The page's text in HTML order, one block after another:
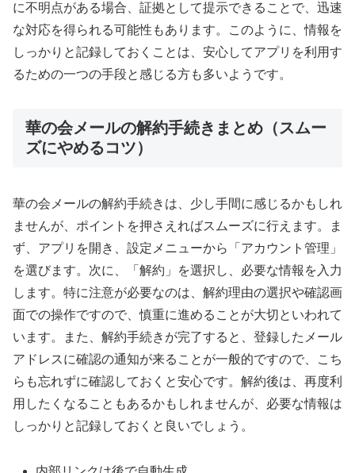
に不明点がある場合、証拠として提示できることで、迅速
な対応を得られる可能性もあります。このように、情報を
しっかりと記録しておくことは、安心してアプリを利用す
るための一つの手段と感じる方も多いようです。
華の会メールの解約手続きまとめ（スムー
ズにやめるコツ）
華の会メールの解約手続きは、少し手間に感じるかもしれ
ませんが、ポイントを押さえればスムーズに行えます。ま
ず、アプリを開き、設定メニューから「アカウント管理」
を選びます。次に、「解約」を選択し、必要な情報を入力
します。特に注意が必要なのは、解約理由の選択や確認画
面での操作ですので、慎重に進めることが大切といわれて
います。また、解約手続きが完了すると、登録したメール
アドレスに確認の通知が来ることが一般的ですので、こち
らも忘れずに確認しておくと安心です。解約後は、再度利
用したくなることもあるかもしれませんが、必要な情報は
しっかりと記録しておくと良いでしょう。